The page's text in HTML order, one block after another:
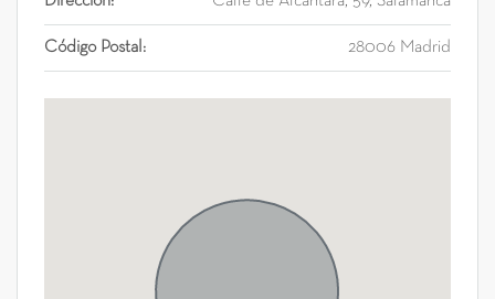
Código Postal: 28006 Madrid